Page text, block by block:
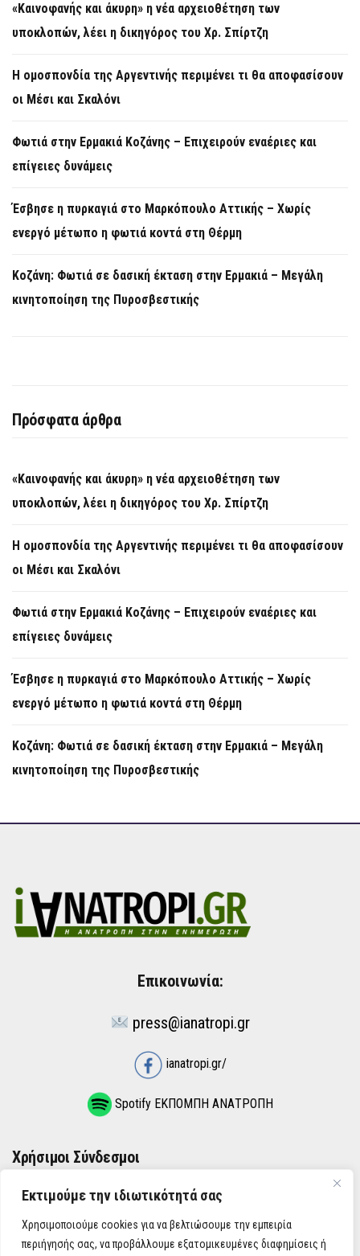
Εκτιμούμε την ιδιωτικότητά σας
Χρησιμοποιούμε cookies για να βελτιώσουμε την εμπειρία
περιήγησής σας, να προβάλλουμε εξατομικευμένες διαφημίσεις ή
«Καινοφανής και άκυρη» η νέα αρχειοθέτηση των
υποκλοπών, λέει η δικηγόρος του Χρ. Σπίρτζη
Η ομοσπονδία της Αργεντινής περιμένει τι θα αποφασίσουν
οι Μέσι και Σκαλόνι
Φωτιά στην Ερμακιά Κοζάνης – Επιχειρούν εναέριες και
επίγειες δυνάμεις
Έσβησε η πυρκαγιά στο Μαρκόπουλο Αττικής – Χωρίς
ενεργό μέτωπο η φωτιά κοντά στη Θέρμη
Κοζάνη: Φωτιά σε δασική έκταση στην Ερμακιά – Μεγάλη
κινητοποίηση της Πυροσβεστικής
Πρόσφατα άρθρα
«Καινοφανής και άκυρη» η νέα αρχειοθέτηση των
υποκλοπών, λέει η δικηγόρος του Χρ. Σπίρτζη
Η ομοσπονδία της Αργεντινής περιμένει τι θα αποφασίσουν
οι Μέσι και Σκαλόνι
Φωτιά στην Ερμακιά Κοζάνης – Επιχειρούν εναέριες και
επίγειες δυνάμεις
Έσβησε η πυρκαγιά στο Μαρκόπουλο Αττικής – Χωρίς
ενεργό μέτωπο η φωτιά κοντά στη Θέρμη
Κοζάνη: Φωτιά σε δασική έκταση στην Ερμακιά – Μεγάλη
κινητοποίηση της Πυροσβεστικής
Επικοινωνία:
press@ianatropi.gr
ianatropi.gr/
Spotify ΕΚΠΟΜΠΗ ΑΝΑΤΡΟΠΗ
Χρήσιμοι Σύνδεσμοι
ΌΡΟΙ ΧΡΉΣΗΣ
ΠΟΛΙΤΙΚΉ ΑΠΟΡΡΉΤΟΥ